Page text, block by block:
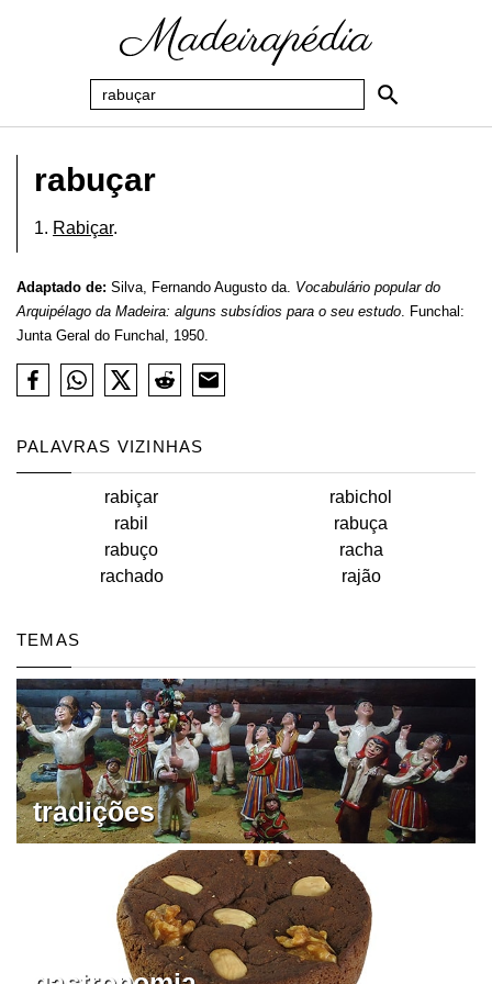
rabuçar
1. Rabiçar.
Adaptado de: Silva, Fernando Augusto da. Vocabulário popular do
Arquipélago da Madeira: alguns subsídios para o seu estudo. Funchal:
Junta Geral do Funchal, 1950.
PALAVRAS VIZINHAS
rabiçar
rabichol
rabil
rabuça
rabuço
racha
rachado
rajão
TEMAS
tradições